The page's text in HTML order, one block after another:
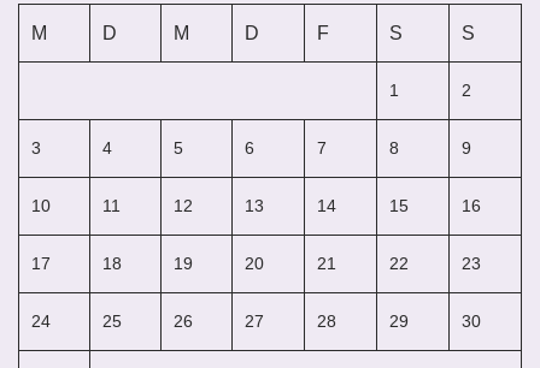
M D M D F S S
1 2
3 4 5 6 7 8 9
10 11 12 13 14 15 16
17 18 19 20 21 22 23
24 25 26 27 28 29 30